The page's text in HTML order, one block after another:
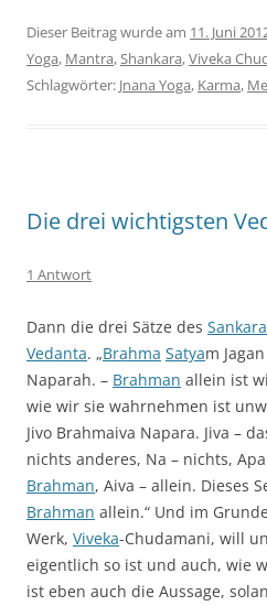
Dieser Beitrag wurde am 11. Juni
Yoga, Mantra,Shankara,Viveka
Schlagwörter: Jnana Yoga, Karma,
Die drei wichtigsten
1 Antwort
Dann die drei Sätze des Sankara
Vedanta. „Brahma Satyam
Naparah. – Brahman allein ist
wie wir sie wahrnehmen ist
Jivo Brahmaiva Napara. Jiva –
nichts anderes, Na – nichts,
Brahman, Aiva – allein. Dieses
Brahman allein.“ Und im
Werk, Viveka-Chudamani, will
eigentlich so ist und auch, wie
ist eben auch die Aussage,